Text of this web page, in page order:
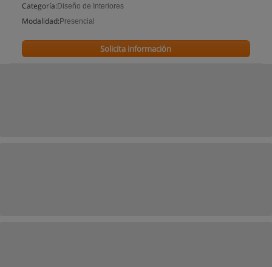
Categoría: Diseño de Interiores
Modalidad: Presencial
Solicita información